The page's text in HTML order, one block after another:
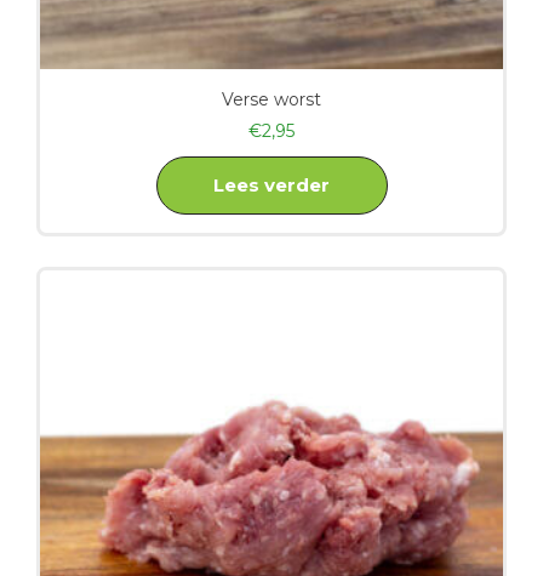
Verse worst
€2,95
Lees verder